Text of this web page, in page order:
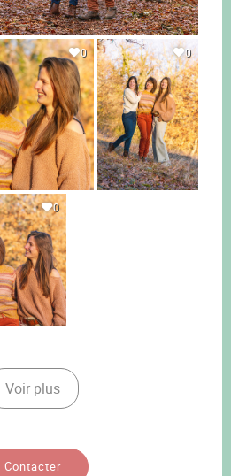
0 0
0
Voir plus
Contacter